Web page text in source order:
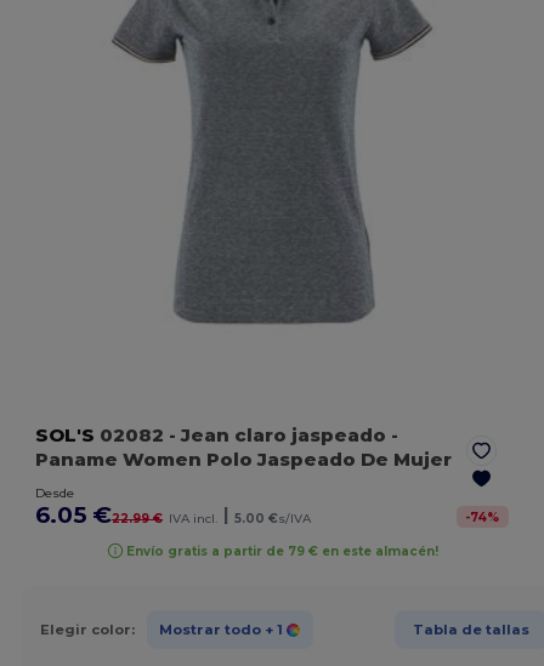
SOL'S 02082 - Jean claro jaspeado -
Paname Women Polo Jaspeado De Mujer
Desde
6.05 €22.99 € IVA incl. 5.00 €s/IVA -74%
Envío gratis a partir de 79 € en este almacén!
Elegir color: Mostrar todo + 1 Tabla de tallas